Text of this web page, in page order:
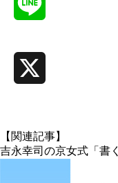
【関連記事】
吉永幸司の京女式「書